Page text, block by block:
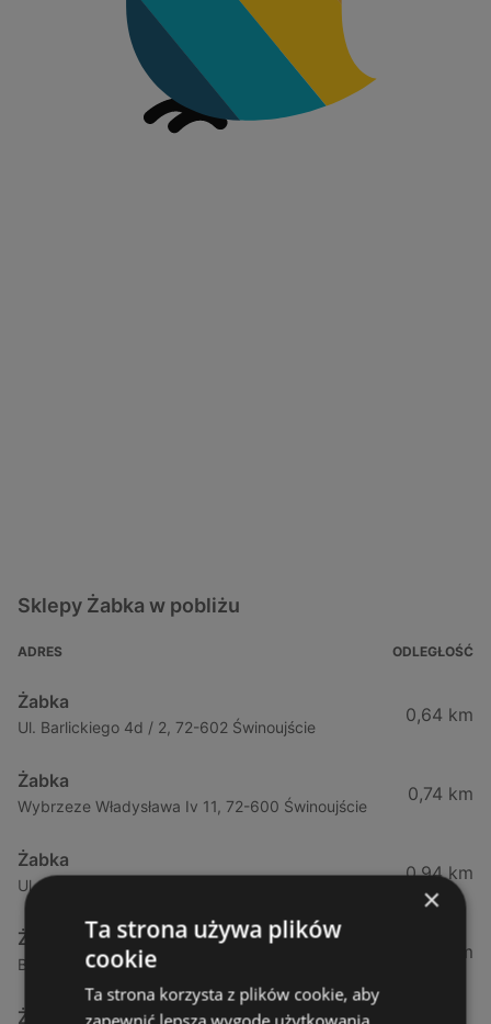
Sklepy Żabka w pobliżu
ADRES ODLEGŁOŚĆ
Żabka
Ul. Barlickiego 4d / 2, 72-602 Świnoujście
0,64 km
Żabka
Wybrzeze Władysława Iv 11, 72-600 Świnoujście
0,74 km
Żabka
Ul. Bohaterów Września 49, 72-600 Świnoujście
0,94 km
Żabka
Bohaterów Września 52, 72-600 Świnoujście
1,02 km
Żabka
×
Ta strona używa plików
cookie
Ta strona korzysta z plików cookie, aby